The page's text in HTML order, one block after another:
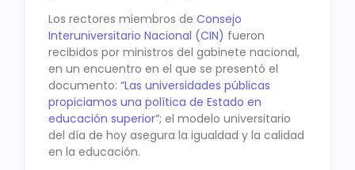
Los rectores miembros de Consejo
Interuniversitario Nacional (CIN) fueron
recibidos por ministros del gabinete nacional,
en un encuentro en el que se presentó el
documento: “Las universidades públicas
propiciamos una política de Estado en
educación superior”; el modelo universitario
del día de hoy asegura la igualdad y la calidad
en la educación.